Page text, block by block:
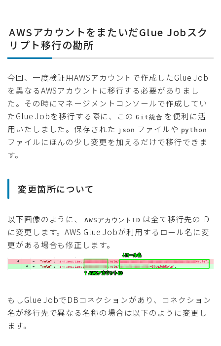
AWSアカウントをまたいだGlue Jobスク
リプト移行の勘所
今回、一度検証用AWSアカウントで作成したGlue Job
を異なるAWSアカウントに移行する必要がありまし
た。その時にマネージメントコンソールで作成してい
たGlue Jobを移行する際に、この Git統合 を便利に活
用いたしました。保存された json ファイルや python
ファイルにほんの少し変更を加えるだけで移行できま
す。
変更箇所について
以下画像のように、 AWSアカウントID は全て移行先のID
に変更します。AWS Glue Jobが利用するロール名に変
更がある場合も修正します。
もしGlue JobでDBコネクションがあり、コネクション
名が移行先で異なる名称の場合は以下のように変更し
ます。